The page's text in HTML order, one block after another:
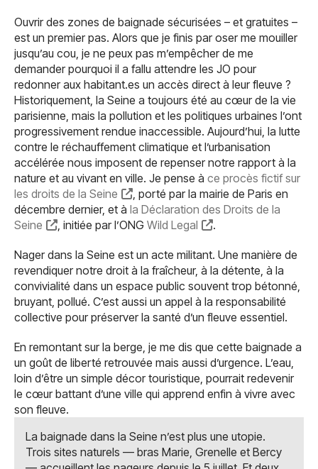
Ouvrir des zones de baignade sécurisées – et gratuites –
est un premier pas. Alors que je finis par oser me mouiller
jusqu’au cou, je ne peux pas m’empêcher de me
demander pourquoi il a fallu attendre les JO pour
redonner aux habitant.es un accès direct à leur fleuve ?
Historiquement, la Seine a toujours été au cœur de la vie
parisienne, mais la pollution et les politiques urbaines l’ont
progressivement rendue inaccessible. Aujourd’hui, la lutte
contre le réchauffement climatique et l’urbanisation
accélérée nous imposent de repenser notre rapport à la
nature et au vivant en ville. Je pense à ce procès fictif sur
les droits de la Seine
, porté par la mairie de Paris en
décembre dernier, et à la Déclaration des Droits de la
Seine
, initiée par l’ONG Wild Legal .
Nager dans la Seine est un acte militant. Une manière de
revendiquer notre droit à la fraîcheur, à la détente, à la
convivialité dans un espace public souvent trop bétonné,
bruyant, pollué. C’est aussi un appel à la responsabilité
collective pour préserver la santé d’un fleuve essentiel.
En remontant sur la berge, je me dis que cette baignade a
un goût de liberté retrouvée mais aussi d’urgence. L’eau,
loin d’être un simple décor touristique, pourrait redevenir
le cœur battant d’une ville qui apprend enfin à vivre avec
son fleuve.
La baignade dans la Seine n’est plus une utopie.
Trois sites naturels — bras Marie, Grenelle et Bercy